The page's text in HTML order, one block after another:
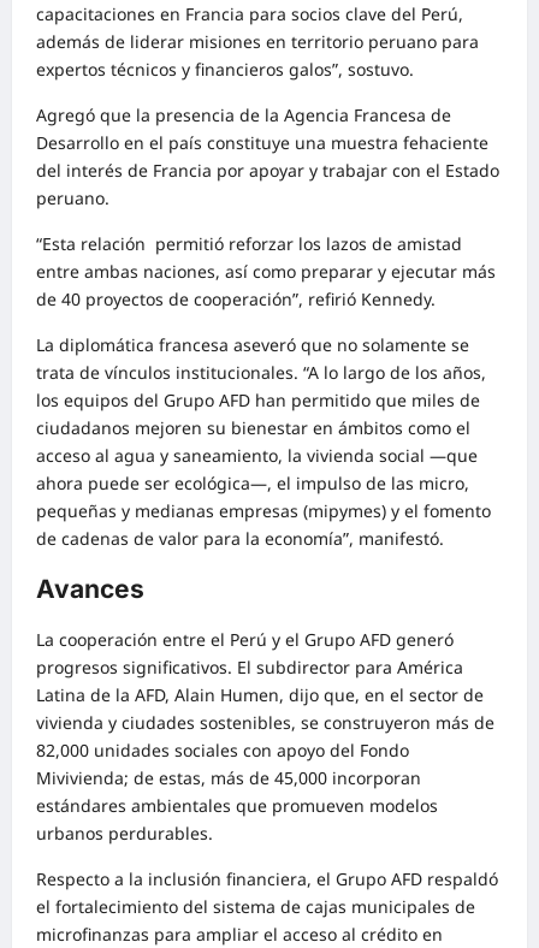
capacitaciones en Francia para socios clave del Perú,
además de liderar misiones en territorio peruano para
expertos técnicos y financieros galos”, sostuvo.
Agregó que la presencia de la Agencia Francesa de
Desarrollo en el país constituye una muestra fehaciente
del interés de Francia por apoyar y trabajar con el Estado
peruano.
“Esta relación permitió reforzar los lazos de amistad
entre ambas naciones, así como preparar y ejecutar más
de 40 proyectos de cooperación”, refirió Kennedy.
La diplomática francesa aseveró que no solamente se
trata de vínculos institucionales. “A lo largo de los años,
los equipos del Grupo AFD han permitido que miles de
ciudadanos mejoren su bienestar en ámbitos como el
acceso al agua y saneamiento, la vivienda social —que
ahora puede ser ecológica—, el impulso de las micro,
pequeñas y medianas empresas (mipymes) y el fomento
de cadenas de valor para la economía”, manifestó.
Avances
La cooperación entre el Perú y el Grupo AFD generó
progresos significativos. El subdirector para América
Latina de la AFD, Alain Humen, dijo que, en el sector de
vivienda y ciudades sostenibles, se construyeron más de
82,000 unidades sociales con apoyo del Fondo
Mivivienda; de estas, más de 45,000 incorporan
estándares ambientales que promueven modelos
urbanos perdurables.
Respecto a la inclusión financiera, el Grupo AFD respaldó
el fortalecimiento del sistema de cajas municipales de
microfinanzas para ampliar el acceso al crédito en